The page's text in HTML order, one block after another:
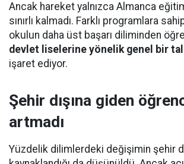
Ancak hareket yalnızca Almanca
sınırlı kalmadı. Farklı programlara
okulun daha üst başarı diliminden
devlet liselerine yönelik genel bir
işaret ediyor.
Şehir dışına giden
artmadı
Yüzdelik dilimlerdeki değişimin şehir